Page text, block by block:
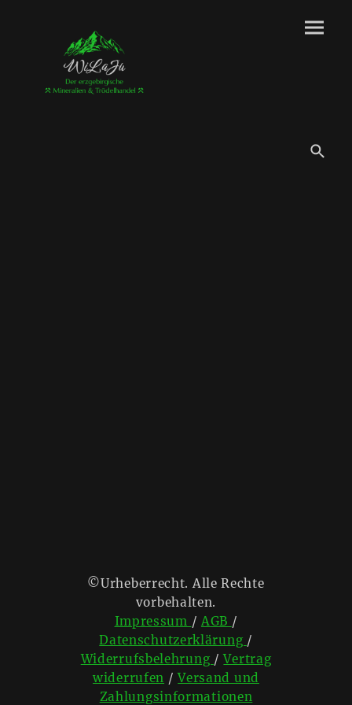
©Urheberrecht. Alle Rechte
vorbehalten.
Impressum / AGB /
Datenschutzerklärung /
Widerrufsbelehrung /Vertrag
widerrufen /Versand und
Zahlungsinformationen